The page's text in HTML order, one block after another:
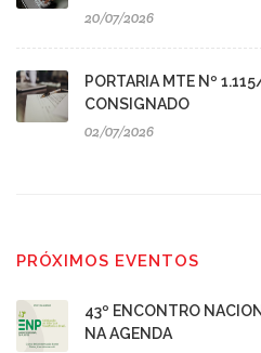
20/07/2026
PORTARIA MTE Nº
CONSIGNADO
02/07/2026
PRÓXIMOS EVENTOS
43º ENCONTRO
NA AGENDA